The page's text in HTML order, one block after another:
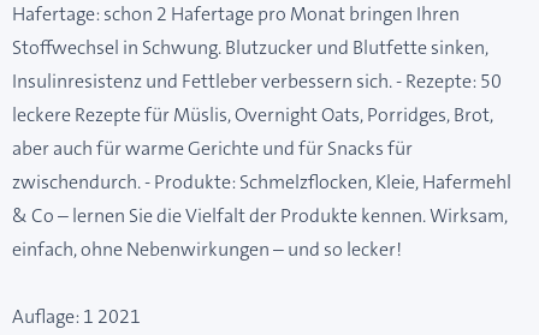
Hafertage: schon 2 Hafertage pro Monat bringen Ihren
Stoffwechsel in Schwung. Blutzucker und Blutfette sinken,
Insulinresistenz und Fettleber verbessern sich. - Rezepte: 50
leckere Rezepte für Müslis, Overnight Oats, Porridges, Brot,
aber auch für warme Gerichte und für Snacks für
zwischendurch. - Produkte: Schmelzflocken, Kleie, Hafermehl
& Co – lernen Sie die Vielfalt der Produkte kennen. Wirksam,
einfach, ohne Nebenwirkungen – und so lecker!
Auflage: 1 2021